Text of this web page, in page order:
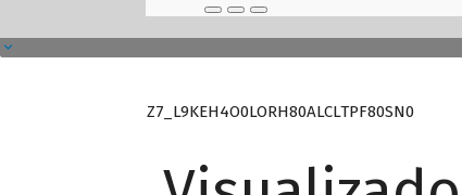
Z7_L9KEH4O0LORH80ALCLTPF80SN0